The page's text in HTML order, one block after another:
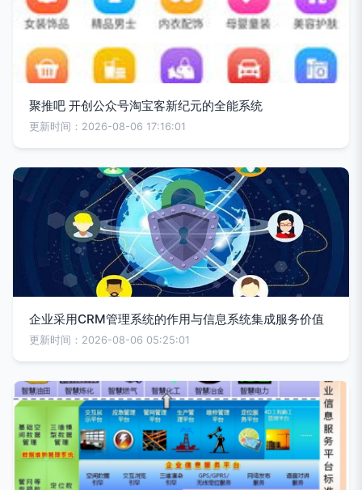
聚推吧 开创公众号淘宝客新纪元的全能系统
更新时间：2026-08-06 17:16:01
企业采用CRM管理系统的作用与信息系统集成服务价值
更新时间：2026-08-06 05:25:01